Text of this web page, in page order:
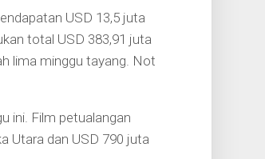
USD 13,5 juta
total USD 383,91 juta
lima minggu tayang. Not
ini. Film petualangan
Utara dan USD 790 juta